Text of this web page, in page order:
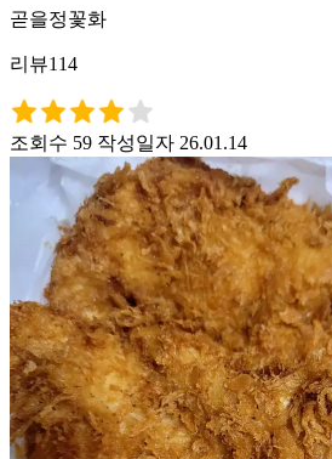
곧을정꽃화
리뷰114
조회수 59 작성일자 26.01.14